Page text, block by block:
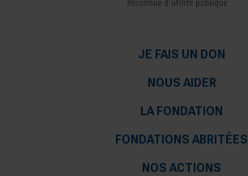
JE FAIS UN DON
NOUS AIDER
LA FONDATION
FONDATIONS ABRITÉES
NOS ACTIONS